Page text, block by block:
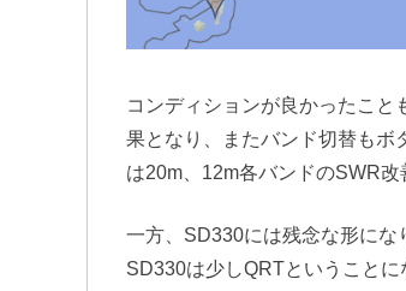
コンディションが良かったこ
果となり、またバンド切替もボ
は20m、12m各バンドのSWR
一方、SD330には残念な形にな
SD330は少しQRTということに